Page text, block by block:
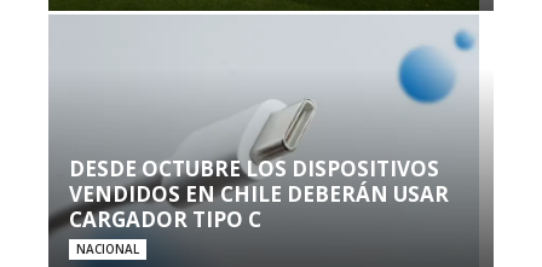
DESDE OCTUBRE LOS DISPOSITIVOS
VENDIDOS EN CHILE DEBERÁN USAR
CARGADOR TIPO C
NACIONAL